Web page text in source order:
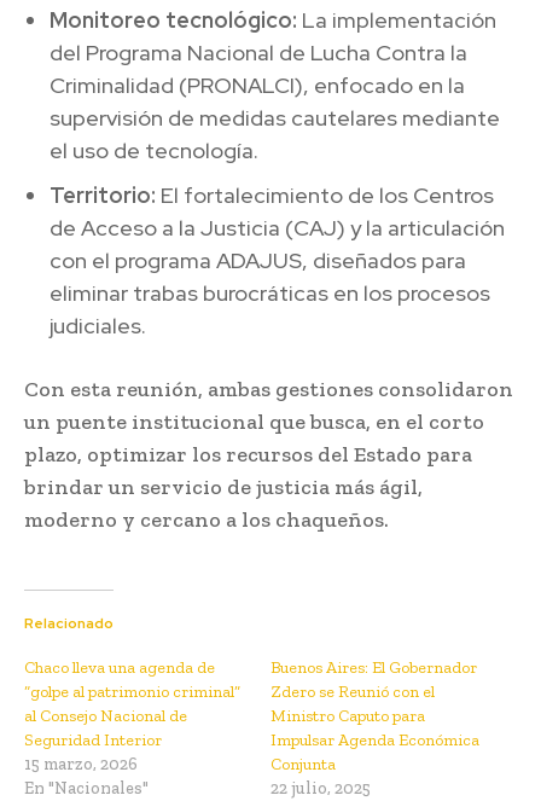
Monitoreo tecnológico: La implementación
del Programa Nacional de Lucha Contra la
Criminalidad (PRONALCI), enfocado en la
supervisión de medidas cautelares mediante
el uso de tecnología.
Territorio: El fortalecimiento de los Centros
de Acceso a la Justicia (CAJ) y la articulación
con el programa ADAJUS, diseñados para
eliminar trabas burocráticas en los procesos
judiciales.
Con esta reunión, ambas gestiones consolidaron
un puente institucional que busca, en el corto
plazo, optimizar los recursos del Estado para
brindar un servicio de justicia más ágil,
moderno y cercano a los chaqueños.
Relacionado
Chaco lleva una agenda de
“golpe al patrimonio criminal”
al Consejo Nacional de
Seguridad Interior
15 marzo, 2026
En "Nacionales"
Buenos Aires: El Gobernador
Zdero se Reunió con el
Ministro Caputo para
Impulsar Agenda Económica
Conjunta
22 julio, 2025